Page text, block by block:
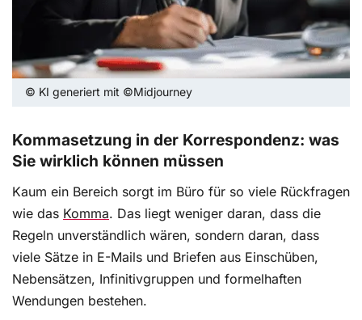
© KI generiert mit ©Midjourney
Kommasetzung in der Korrespondenz: was
Sie wirklich können müssen
Kaum ein Bereich sorgt im Büro für so viele Rückfragen
wie das Komma. Das liegt weniger daran, dass die
Regeln unverständlich wären, sondern daran, dass
viele Sätze in E-Mails und Briefen aus Einschüben,
Nebensätzen, Infinitivgruppen und formelhaften
Wendungen bestehen.